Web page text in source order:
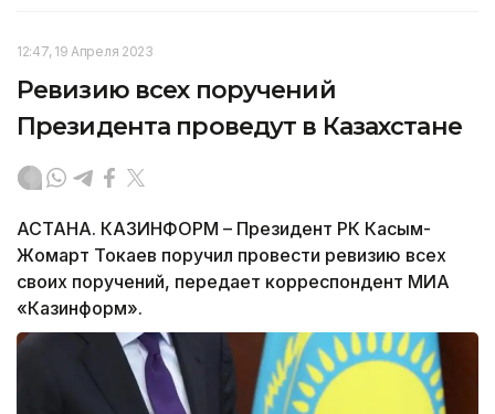
12:47, 19 Апреля 2023
Ревизию всех поручений
Президента проведут в Казахстане
АСТАНА. КАЗИНФОРМ – Президент РК Касым-
Жомарт Токаев поручил провести ревизию всех
своих поручений, передает корреспондент МИА
«Казинформ».